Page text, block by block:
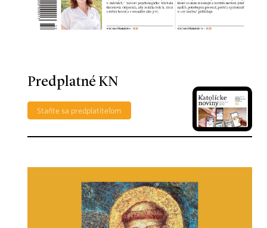
Predplatné KN
Staňte sa predplatiteľom